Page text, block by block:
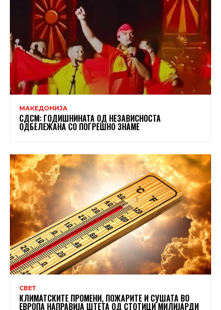
МАКЕДОНИЈА
СДСМ: ГОДИШНИНАТА ОД НЕЗАВИСНОСТА
ОДБЕЛЕЖАНА СО ПОГРЕШНО ЗНАМЕ
СВЕТ
КЛИМАТСКИТЕ ПРОМЕНИ, ПОЖАРИТЕ И СУШАТА ВО
ЕВРОПА НАПРАВИЈА ШТЕТА ОД СТОТИЦИ МИЛИЈАРДИ